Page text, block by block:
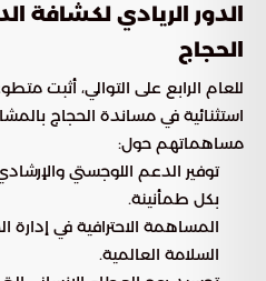
الدور الريادي لكشافة
الحجاج
للعام الرابع على التوالي، أثبت
استثنائية في مساندة الحجاج
مساهماتهم حول:
توفير الدعم اللوجستي
بكل طمأنينة.
المساهمة الاحترافية في
السلامة العالمية.